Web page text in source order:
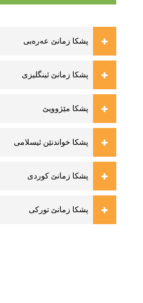
پشكا زمانێ عه‌ره‌بى
پشكا زمانێ ئینگلیزى
پشكا مێژوویێ
پشكا خواندنێن ئیسلامى
پشكا زمانێ كوردى
پشكا زمانێ توركى